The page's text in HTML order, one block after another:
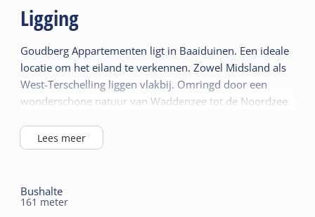
Ligging
Goudberg Appartementen ligt in Baaiduinen. Een ideale
locatie om het eiland te verkennen. Zowel Midsland als
West-Terschelling liggen vlakbij. Omringd door een
wonderschone natuur van Waddenzee tot de Noordzee.
Lees meer
Bushalte
161 meter